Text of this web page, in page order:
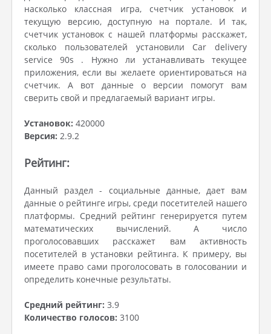
насколько классная игра, счетчик установок и
текущую версию, доступную на портале. И так,
счетчик установок с нашей платформы расскажет,
сколько пользователей установили Car delivery
service 90s . Нужно ли устанавливать текущее
приложения, если вы желаете ориентироваться на
счетчик. А вот данные о версии помогут вам
сверить свой и предлагаемый вариант игры.
Установок: 420000
Версия: 2.9.2
Рейтинг:
Данный раздел - социальные данные, дает вам
данные о рейтинге игры, среди посетителей нашего
платформы. Средний рейтинг генерируется путем
математических вычислений. А число
проголосовавших расскажет вам активность
посетителей в установки рейтинга. К примеру, вы
имеете право сами проголосовать в голосовании и
определить конечные результаты.
Средний рейтинг: 3.9
Количество голосов: 3100